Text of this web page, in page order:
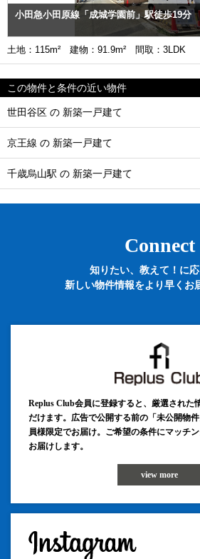
小田急小田原線「成城学園前」駅徒歩19分
土地：115m² 建物：91.9m² 間取：3LDK
この物件と条件の近い物件
世田谷区 の 新築一戸建て
京王線 の 新築一戸建て
千歳烏山駅 の 新築一戸建て
Connect
知りたい、教えて！に応
新しい物件情報をより早くお
Replus Club会員に登録すると、厳選された
だけます。広告で公開する前の「未公開物
員様限定でお届け。ご希望の条件にマッチ
お届けします。
view more